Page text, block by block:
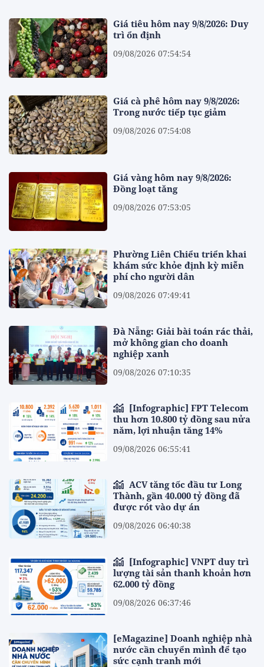
Giá tiêu hôm nay 9/8/2026: Duy
trì ổn định
09/08/2026 07:54:54
Giá cà phê hôm nay 9/8/2026:
Trong nước tiếp tục giảm
09/08/2026 07:54:08
Giá vàng hôm nay 9/8/2026:
Đồng loạt tăng
09/08/2026 07:53:05
Phường Liên Chiểu triển khai
khám sức khỏe định kỳ miễn
phí cho người dân
09/08/2026 07:49:41
Đà Nẵng: Giải bài toán rác thải,
mở không gian cho doanh
nghiệp xanh
09/08/2026 07:10:35
thu hơn 10.800 tỷ đồng sau nửa
năm, lợi nhuận tăng 14%
09/08/2026 06:55:41
ACV tăng tốc đầu tư Long
Thành, gần 40.000 tỷ đồng đã
được rót vào dự án
09/08/2026 06:40:38
lượng tài sản thanh khoản hơn
62.000 tỷ đồng
09/08/2026 06:37:46
[eMagazine] Doanh nghiệp nhà
nước cần chuyển mình để tạo
sức cạnh tranh mới